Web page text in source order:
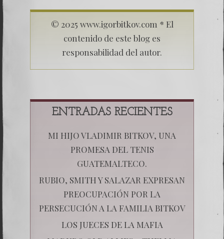
© 2025 www.igorbitkov.com * El
contenido de este blog es
responsabilidad del autor.
ENTRADAS RECIENTES
MI HIJO VLADIMIR BITKOV, UNA
PROMESA DEL TENIS
GUATEMALTECO.
RUBIO, SMITH Y SALAZAR EXPRESAN
PREOCUPACIÓN POR LA
PERSECUCIÓN A LA FAMILIA BITKOV
LOS JUECES DE LA MAFIA